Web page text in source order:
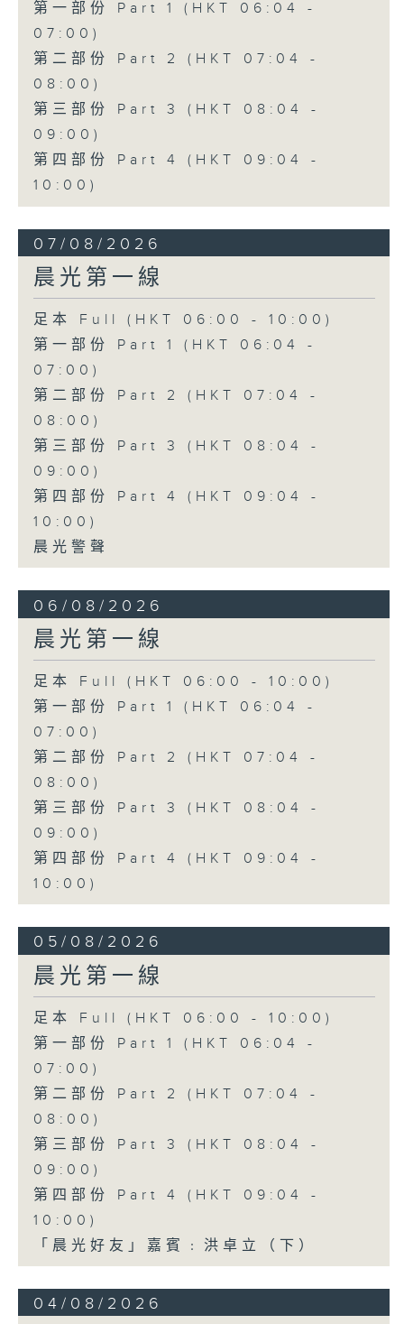
第一部份 Part 1 (HKT 06:04 -
07:00)
第二部份 Part 2 (HKT 07:04 -
08:00)
第三部份 Part 3 (HKT 08:04 -
09:00)
第四部份 Part 4 (HKT 09:04 -
10:00)
07/08/2026
晨光第一線
足本 Full (HKT 06:00 - 10:00)
第一部份 Part 1 (HKT 06:04 -
07:00)
第二部份 Part 2 (HKT 07:04 -
08:00)
第三部份 Part 3 (HKT 08:04 -
09:00)
第四部份 Part 4 (HKT 09:04 -
10:00)
晨光警聲
06/08/2026
晨光第一線
足本 Full (HKT 06:00 - 10:00)
第一部份 Part 1 (HKT 06:04 -
07:00)
第二部份 Part 2 (HKT 07:04 -
08:00)
第三部份 Part 3 (HKT 08:04 -
09:00)
第四部份 Part 4 (HKT 09:04 -
10:00)
05/08/2026
晨光第一線
足本 Full (HKT 06:00 - 10:00)
第一部份 Part 1 (HKT 06:04 -
07:00)
第二部份 Part 2 (HKT 07:04 -
08:00)
第三部份 Part 3 (HKT 08:04 -
09:00)
第四部份 Part 4 (HKT 09:04 -
10:00)
「晨光好友」嘉賓﹕洪卓立（下）
04/08/2026